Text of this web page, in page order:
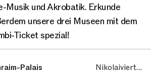
Musik und Akrobatik. Erkunde
unsere drei Museen mit dem
Ticket spezial!
Palais
Nikolaiviertel,